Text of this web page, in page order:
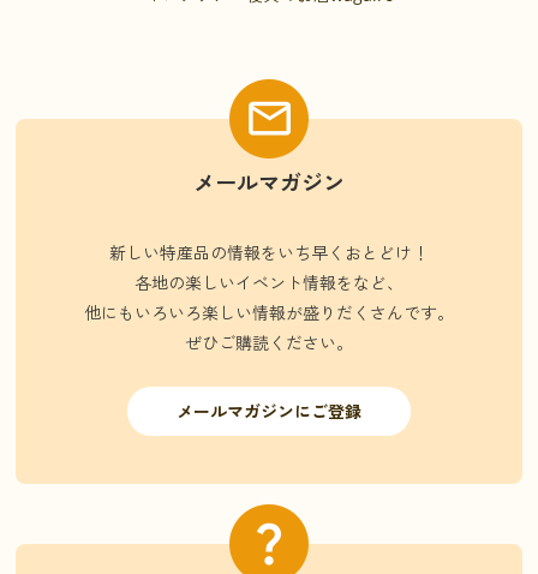
メールマガジン
新しい特産品の情報をいち早くおとどけ！
各地の楽しいイベント情報をなど、
他にもいろいろ楽しい情報が盛りだくさんです。
ぜひご購読ください。
メールマガジンにご登録